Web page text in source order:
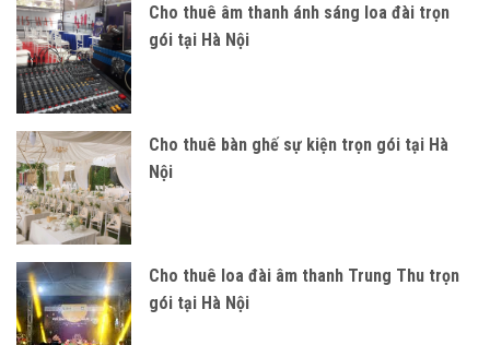
Cho thuê âm thanh ánh sáng loa đài trọn
gói tại Hà Nội
Cho thuê bàn ghế sự kiện trọn gói tại Hà
Nội
Cho thuê loa đài âm thanh Trung Thu trọn
gói tại Hà Nội